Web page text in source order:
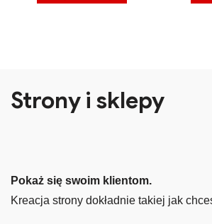
Strony i sklepy
Pokaż się swoim klientom.
Kreacja strony dokładnie takiej jak